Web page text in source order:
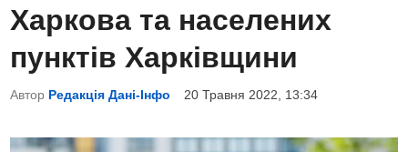
e
d
n
Харкова та населених
пунктів Харківщини
Автор Редакція Дані-Інфо 20 Травня 2022, 13:34